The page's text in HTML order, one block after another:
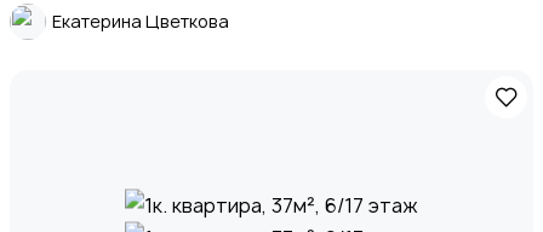
Екатерина Цветкова